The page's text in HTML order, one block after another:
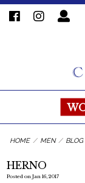
HOME / MEN /
HERNO
Posted on Jan 16, 2017